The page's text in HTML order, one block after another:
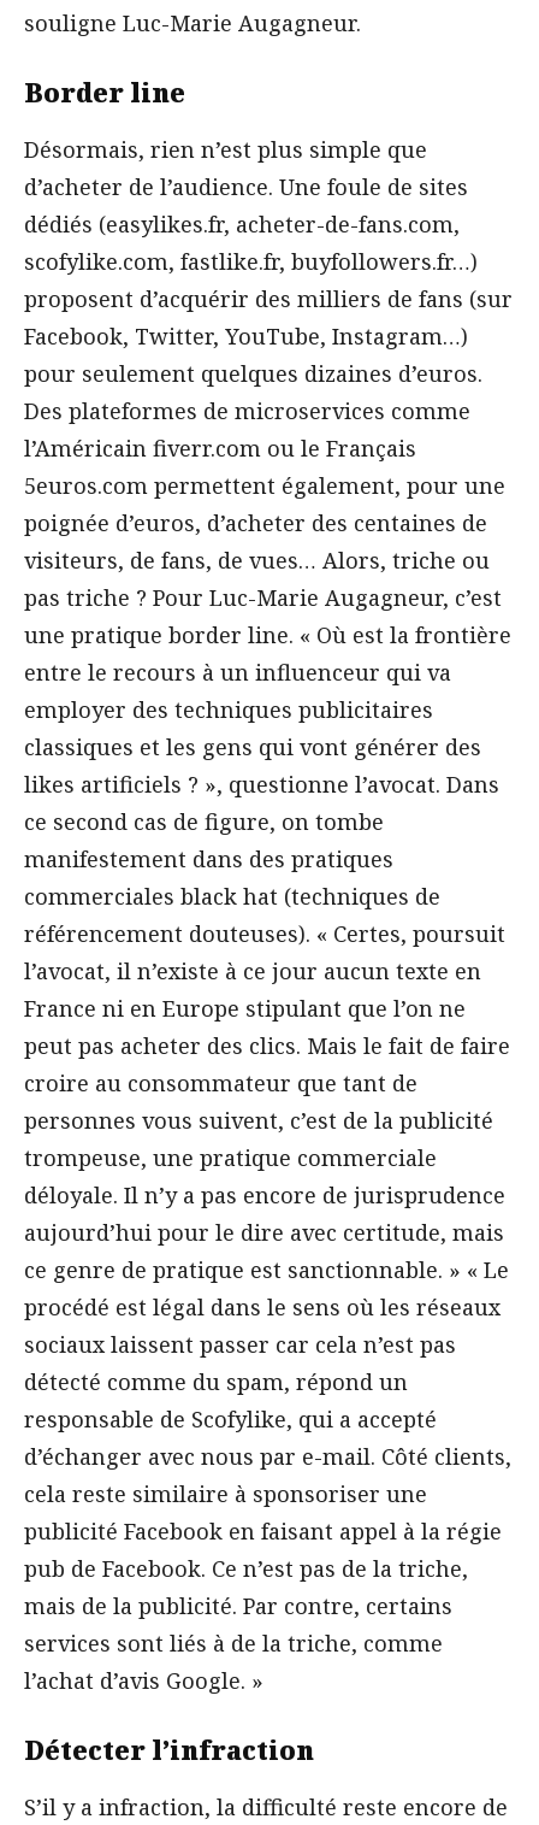
souligne Luc-Marie Augagneur.
Border line
Désormais, rien n’est plus simple que
d’acheter de l’audience. Une foule de sites
dédiés (easylikes.fr, acheter-de-fans.com,
scofylike.com, fastlike.fr, buyfollowers.fr…)
proposent d’acquérir des milliers de fans (sur
Facebook, Twitter, YouTube, Instagram…)
pour seulement quelques dizaines d’euros.
Des plateformes de microservices comme
l’Américain fiverr.com ou le Français
5euros.com permettent également, pour une
poignée d’euros, d’acheter des centaines de
visiteurs, de fans, de vues… Alors, triche ou
pas triche ? Pour Luc-Marie Augagneur, c’est
une pratique border line. « Où est la frontière
entre le recours à un influenceur qui va
employer des techniques publicitaires
classiques et les gens qui vont générer des
likes artificiels ? », questionne l’avocat. Dans
ce second cas de figure, on tombe
manifestement dans des pratiques
commerciales black hat (techniques de
référencement douteuses). « Certes, poursuit
l’avocat, il n’existe à ce jour aucun texte en
France ni en Europe stipulant que l’on ne
peut pas acheter des clics. Mais le fait de faire
croire au consommateur que tant de
personnes vous suivent, c’est de la publicité
trompeuse, une pratique commerciale
déloyale. Il n’y a pas encore de jurisprudence
aujourd’hui pour le dire avec certitude, mais
ce genre de pratique est sanctionnable. » « Le
procédé est légal dans le sens où les réseaux
sociaux laissent passer car cela n’est pas
détecté comme du spam, répond un
responsable de Scofylike, qui a accepté
d’échanger avec nous par e-mail. Côté clients,
cela reste similaire à sponsoriser une
publicité Facebook en faisant appel à la régie
pub de Facebook. Ce n’est pas de la triche,
mais de la publicité. Par contre, certains
services sont liés à de la triche, comme
l’achat d’avis Google. »
Détecter l’infraction
S’il y a infraction, la difficulté reste encore de